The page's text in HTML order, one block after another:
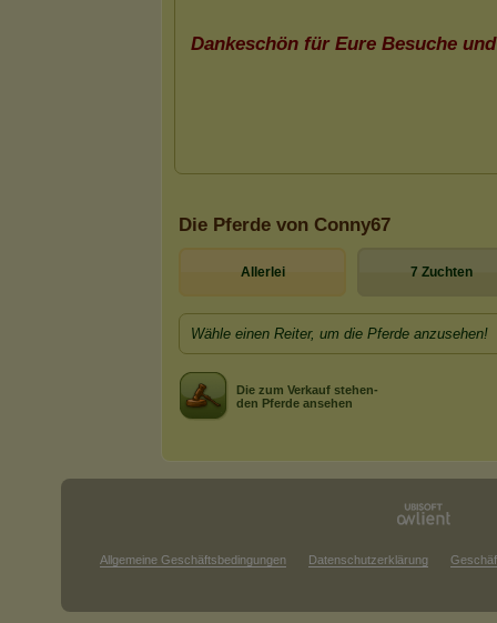
Die Pferde von Conny67
Allerlei 7 Zuchten
Wähle einen Reiter, um die Pferde anzusehen!
Die zum Verkauf stehen-
den Pferde ansehen
Allgemeine Geschäftsbedingungen Datenschutzerklärung